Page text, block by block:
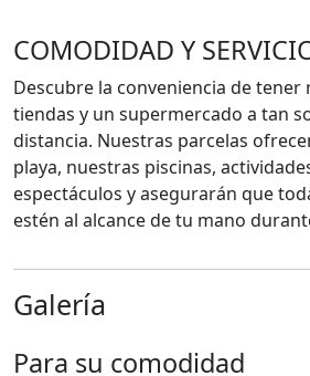
COMODIDAD Y
Descubre la conveniencia de tener
tiendas y un supermercado a tan
distancia. Nuestras parcelas
playa, nuestras piscinas,
espectáculos y asegurarán que
estén al alcance de tu mano
Galería
Para su comodidad